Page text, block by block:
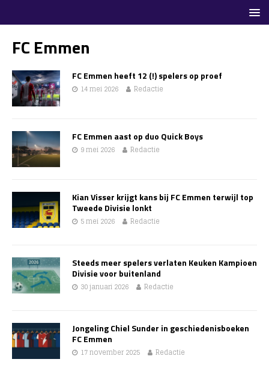
FC Emmen
FC Emmen heeft 12 (!) spelers op proef
14 mei 2026 Redactie
FC Emmen aast op duo Quick Boys
9 mei 2026 Redactie
Kian Visser krijgt kans bij FC Emmen terwijl top
Tweede Divisie lonkt
5 mei 2026 Redactie
Steeds meer spelers verlaten Keuken Kampioen
Divisie voor buitenland
30 januari 2026 Redactie
Jongeling Chiel Sunder in geschiedenisboeken
FC Emmen
17 november 2025 Redactie